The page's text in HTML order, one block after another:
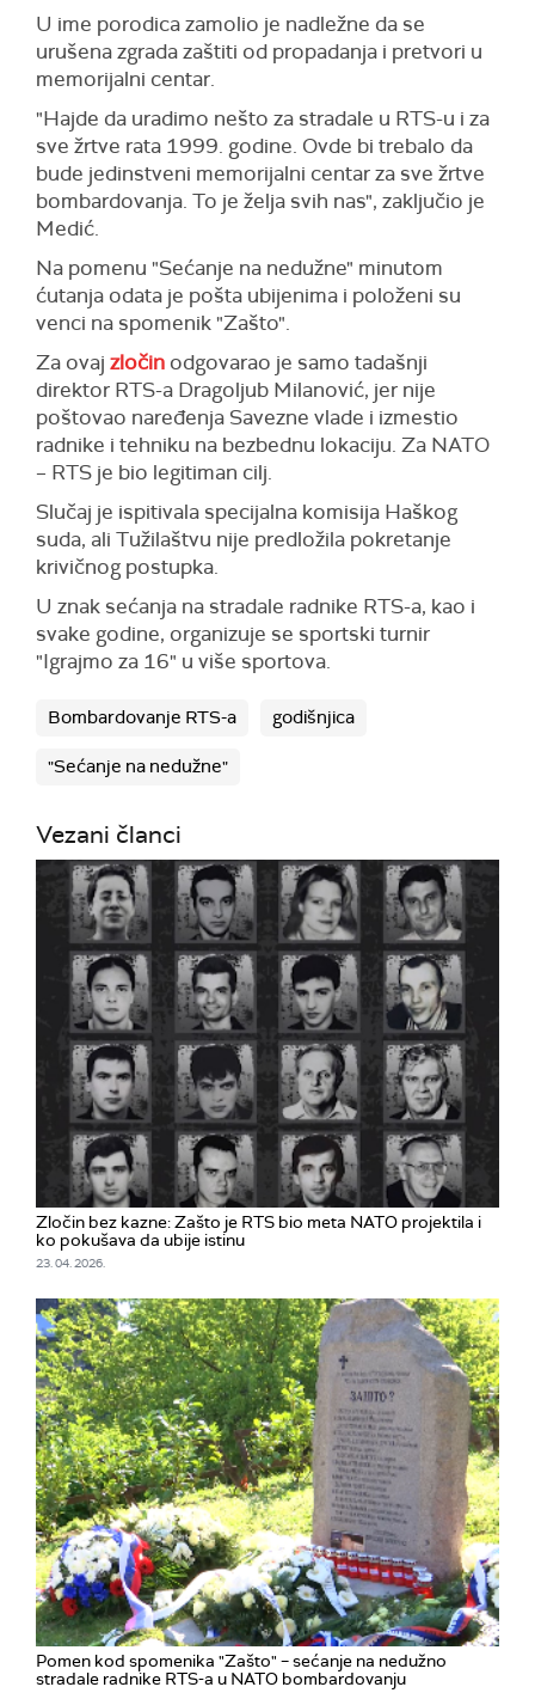
U ime porodica zamolio je nadležne da se
urušena zgrada zaštiti od propadanja i pretvori u
memorijalni centar.
"Hajde da uradimo nešto za stradale u RTS-u i za
sve žrtve rata 1999. godine. Ovde bi trebalo da
bude jedinstveni memorijalni centar za sve žrtve
bombardovanja. To je želja svih nas", zaključio je
Medić.
Na pomenu "Sećanje na nedužne" minutom
ćutanja odata je pošta ubijenima i položeni su
venci na spomenik "Zašto".
Za ovaj zločin odgovarao je samo tadašnji
direktor RTS-a Dragoljub Milanović, jer nije
poštovao naređenja Savezne vlade i izmestio
radnike i tehniku na bezbednu lokaciju. Za NATO
– RTS je bio legitiman cilj.
Slučaj je ispitivala specijalna komisija Haškog
suda, ali Tužilaštvu nije predložila pokretanje
krivičnog postupka.
U znak sećanja na stradale radnike RTS-a, kao i
svake godine, organizuje se sportski turnir
"Igrajmo za 16" u više sportova.
Bombardovanje RTS-a godišnjica
"Sećanje na nedužne"
Vezani članci
Zločin bez kazne: Zašto je RTS bio meta NATO projektila i
ko pokušava da ubije istinu
23. 04. 2026.
Pomen kod spomenika "Zašto" – sećanje na nedužno
stradale radnike RTS-a u NATO bombardovanju